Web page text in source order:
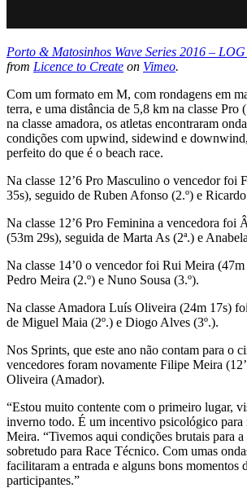
Porto & Matosinhos Wave Series 2016 –
from Licence to Create on Vimeo.
Com um formato em M, com rondagens em
terra, e uma distância de 5,8 km na classe Pro
na classe amadora, os atletas encontraram
condições com upwind, sidewind e
perfeito do que é o beach race.
Na classe 12’6 Pro Masculino o vencedor foi
35s), seguido de Ruben Afonso (2.º) e
Na classe 12’6 Pro Feminina a vencedora foi
(53m 29s), seguida de Marta As (2ª.) e
Na classe 14’0 o vencedor foi Rui Meira
Pedro Meira (2.º) e Nuno Sousa (3.º).
Na classe Amadora Luís Oliveira (24m 17s)
de Miguel Maia (2º.) e Diogo Alves (3º.).
Nos Sprints, que este ano não contam para o
vencedores foram novamente Filipe Meira
Oliveira (Amador).
“Estou muito contente com o primeiro lugar,
inverno todo. É um incentivo psicológico
Meira. “Tivemos aqui condições brutais para
sobretudo para Race Técnico. Com umas
facilitaram a entrada e alguns bons momentos
participantes.”